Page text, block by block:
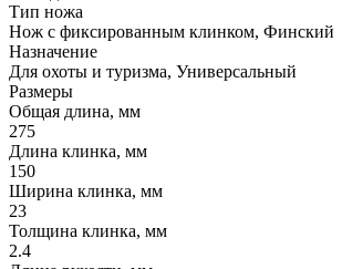
Тип ножа
Нож с фиксированным клинком, Финский
Назначение
Для охоты и туризма, Универсальный
Размеры
Общая длина, мм
275
Длина клинка, мм
150
Ширина клинка, мм
23
Толщина клинка, мм
2.4